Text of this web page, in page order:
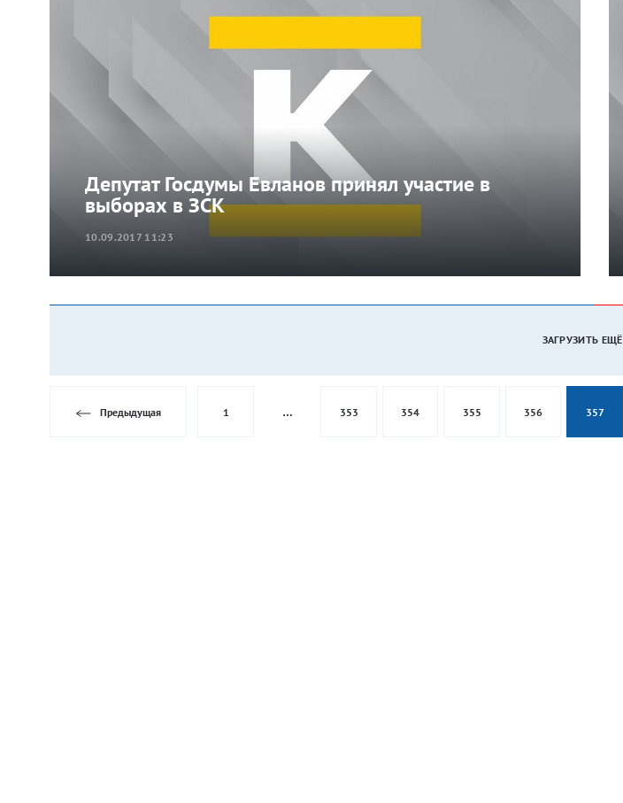
Депутат Госдумы Евланов принял участие в
выборах в ЗСК
10.09.2017 11:23
ЗАГРУЗИТЬ ЕЩЁ
Предыдущая 1 … 353 354 355 356 357